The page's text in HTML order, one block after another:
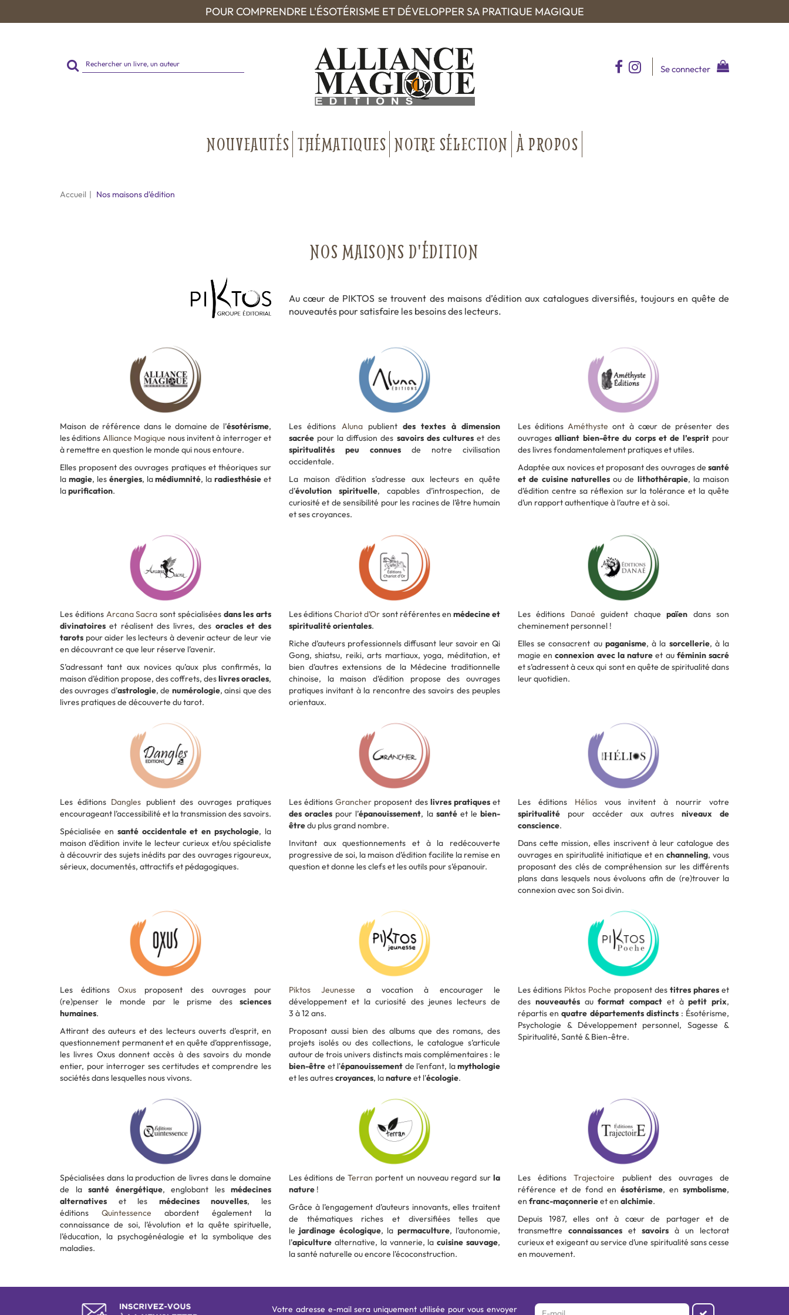
POUR COMPRENDRE L'ÉSOTÉRISME ET DÉVELOPPER SA PRATIQUE MAGIQUE
Rechercher
sur
Se connecter
NOUVEAUTÉS THÉMATIQUES NOTRE SÉLECTION À PROPOS
Accueil Nos maisons d'édition
NOS MAISONS D'ÉDITION
Au cœur de PIKTOS se trouvent des maisons d’édition aux catalogues diversifiés, toujours en quête de
nouveautés pour satisfaire les besoins des lecteurs.
Maison de référence dans le domaine de l’ésotérisme,
les éditions Alliance Magique nous invitent à interroger et
à remettre en question le monde qui nous entoure.
Elles proposent des ouvrages pratiques et théoriques sur
la magie, les énergies, lamédiumnité, laradiesthésie et
lapurification.
Les éditions Alunapublientdes textes à dimension
sacrée pour la diffusion des savoirs des cultures et des
spiritualités peu connues de notre civilisation
occidentale.
La maison d’édition s’adresse aux lecteurs en quête
d’évolution spirituelle, capables d’introspection, de
curiosité et de sensibilité pour les racines de l’être humain
et ses croyances.
Les éditionsAméthyste ont à cœur de présenter des
ouvragesalliant bien-être du corps et de l’esprit pour
des livres fondamentalement pratiques et utiles.
Adaptée aux novices et proposant des ouvrages de santé
et de cuisine naturellesou de lithothérapie, la maison
d’édition centre sa réflexion sur la tolérance et la quête
d’un rapport authentique à l’autre et à soi.
Les éditions Arcana Sacra sont spécialisées dans les arts
divinatoireset réalisent des livres, des oracles et des
tarots pour aider les lecteurs à devenir acteur de leur vie
en découvrant ce que leur réserve l’avenir.
S’adressant tant aux novices qu’aux plus confirmés, la
maison d’édition propose, des coffrets, deslivres oracles,
des ouvrages d’astrologie, de numérologie, ainsi que des
livres pratiques de découverte du tarot.
Les éditionsChariot d’Or sont référentes en médecine et
spiritualité orientales.
Riche d’auteurs professionnels diffusant leur savoir en Qi
Gong, shiatsu, reiki, arts martiaux, yoga, méditation, et
bien d’autres extensions de la Médecine traditionnelle
chinoise, la maison d’édition propose des ouvrages
pratiques invitant à la rencontre des savoirs des peuples
orientaux.
Les éditions Danaé guident chaquepaïen dans son
cheminement personnel !
Elles se consacrent au paganisme, à la sorcellerie, à la
magie enconnexion avec la nature et au féminin sacré
et s’adressent à ceux qui sont en quête de spiritualité dans
leur quotidien.
Les éditions Dangles publient des ouvrages pratiques
encourageant l’accessibilité et la transmission des savoirs.
Spécialisée en santé occidentale et en psychologie, la
maison d’édition invite le lecteur curieux et/ou spécialiste
à découvrir des sujets inédits par des ouvrages rigoureux,
sérieux, documentés, attractifs et pédagogiques.
Les éditionsGrancher proposent des livres pratiqueset
des oracles pour l’épanouissement, la santéet le bien-
êtredu plus grand nombre.
Invitant aux questionnements et à la redécouverte
progressive de soi, la maison d’édition facilite la remise en
question et donne les clefs et les outils pour s’épanouir.
Les éditions Héliosvous invitent à nourrir votre
spiritualité pour accéder aux autresniveaux de
conscience.
Dans cette mission, elles inscrivent à leur catalogue des
ouvrages en spiritualité initiatique et en channeling, vous
proposant des clés de compréhension sur les différents
plans dans lesquels nous évoluons afin de (re)trouver la
connexion avec son Soi divin.
Les éditions Oxus proposent des ouvrages pour
(re)penser le monde par le prisme des sciences
humaines.
Attirant des auteurs et des lecteurs ouverts d’esprit, en
questionnement permanent et en quête d’apprentissage,
les livres Oxus donnent accès à des savoirs du monde
entier, pour interroger ses certitudes et comprendre les
sociétés dans lesquelles nous vivons.
Piktos Jeunesse a vocation à encourager le
développement et la curiosité des jeunes lecteurs de
3 à 12 ans.
Proposant aussi bien des albums que des romans, des
projets isolés ou des collections, le catalogue s’articule
autour de trois univers distincts mais complémentaires : le
bien-être et l'épanouissement de l'enfant, lamythologie
et les autrescroyances, lanatureet l'écologie.
Les éditions Piktos Poche proposent des titres phareset
des nouveautésauformat compact et àpetit prix,
répartis enquatre départements distincts: Ésotérisme,
Psychologie & Développement personnel, Sagesse &
Spiritualité, Santé & Bien-être.
Spécialisées dans la production de livres dans le domaine
de la santé énergétique, englobant les médecines
alternatives et les médecines nouvelles, les
éditions Quintessence abordent également la
connaissance de soi, l’évolution et la quête spirituelle,
l’éducation, la psychogénéalogie et la symbolique des
maladies.
Les éditions de Terran portent un nouveau regard sur la
nature !
Grâce à l’engagement d’auteurs innovants, elles traitent
de thématiques riches et diversifiées telles que
le jardinage écologique, la permaculture, l’autonomie,
l’apiculture alternative, la vannerie, lacuisine sauvage,
la santé naturelle ou encore l'écoconstruction.
Les éditionsTrajectoire publient des ouvrages de
référence et de fond en ésotérisme, en symbolisme,
en franc-maçonnerieet en alchimie.
Depuis 1987, elles ont à cœur de partager et de
transmettre connaissances et savoirs à un lectorat
curieux et exigeant au service d’une spiritualité sans cesse
en mouvement.
Votre adresse e-mail sera uniquement utilisée pour vous envoyer